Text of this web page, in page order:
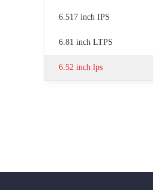
6.517 inch IPS
6.81 inch LTPS
6.52 inch lps